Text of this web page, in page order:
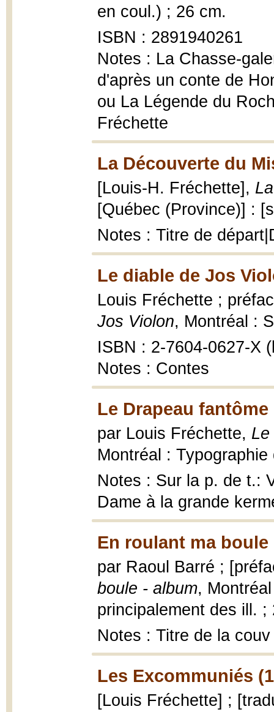
en coul.) ; 26 cm.
ISBN : 2891940261
Notes : La Chasse-
d'après un conte de
ou La Légende du
Fréchette
La Découverte du
[Louis-H. Fréchette],
[Québec (Province)] :
Notes : Titre de
Le diable de Jos
Louis Fréchette ;
Jos Violon, Montréal :
ISBN : 2-7604-0627-X
Notes : Contes
Le Drapeau fantôme
par Louis Fréchette,
Montréal :
Notes : Sur la p. de t.:
Dame à la grande
En roulant ma boule
par Raoul Barré ;
boule - album,
principalement des ill. ;
Notes : Titre de la couv
Les Excommuniés
[Louis Fréchette] ;